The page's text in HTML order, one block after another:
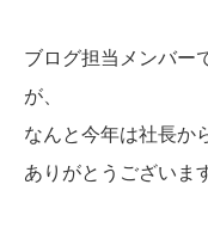
ブログ担当メンバー
が、
なんと今年は社長か
ありがとうございま